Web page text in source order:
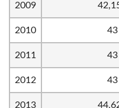
2009
2010 43
2011 43
2012 43
2013